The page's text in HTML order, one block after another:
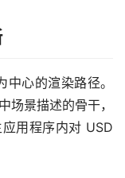
心的渲染路径。
场景描述的骨干，
用程序内对 USD